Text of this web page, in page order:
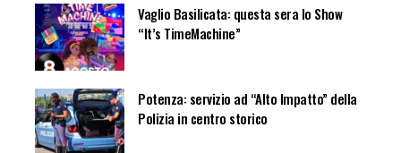
Vaglio Basilicata: questa sera lo Show
“It’s TimeMachine”
Potenza: servizio ad “Alto Impatto” della
Polizia in centro storico